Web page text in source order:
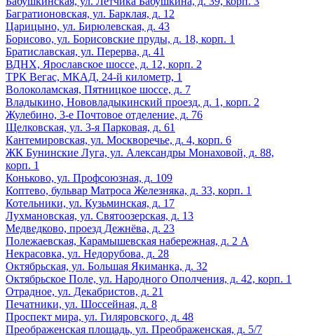
Багратионовская, ул. Барклая, д. 12
Царицыно, ул. Бирюлевская, д. 43
Борисово, ул. Борисовские пруды, д. 18, корп. 1
Братиславская, ул. Перерва, д. 41
ВДНХ, Ярославское шоссе, д. 12, корп. 2
ТРК Вегас, МКАД, 24-й километр, 1
Волоколамская, Пятницкое шоссе, д. 7
Владыкино, Нововладыкинский проезд, д. 1, корп. 2
Жулебино, 3-е Почтовое отделение, д. 76
Щелковская, ул. 3-я Парковая, д. 61
Кантемировская, ул. Москворечье, д. 4, корп. 6
ЖК Бунинские Луга, ул. Александры Монаховой, д. 88,
корп. 1
Коньково, ул. Профсоюзная, д. 109
Коптево, бульвар Матроса Железняка, д. 33, корп. 1
Котельники, ул. Кузьминская, д. 17
Лухмановская, ул. Святоозерская, д. 13
Медведково, проезд Дежнёва, д. 23
Полежаевская, Карамышевская набережная, д. 2 А
Некрасовка, ул. Недорубова, д. 28
Октябрьская, ул. Большая Якиманка, д. 32
Октябрьское Поле, ул. Народного Ополчения, д. 42, корп. 1
Отрадное, ул. Декабристов, д. 21
Печатники, ул. Шоссейная, д. 8
Проспект мира, ул. Гиляровского, д. 48
Преображенская площадь, ул. Преображенская, д. 5/7